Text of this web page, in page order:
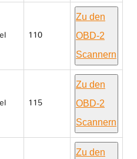
110
Zu den
OBD-2
Scannern
115
Zu den
OBD-2
Scannern
Zu den